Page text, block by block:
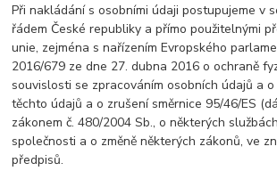
Při nakládání s osobními údaji postupujeme v
řádem České republiky a přímo použitelnými
unie, zejména s nařízením Evropského
2016/679 ze dne 27. dubna 2016 o ochraně
souvislosti se zpracováním osobních údajů a
těchto údajů a o zrušení směrnice 95/46/ES
zákonem č. 480/2004 Sb., o některých
společnosti a o změně některých zákonů, ve
předpisů.